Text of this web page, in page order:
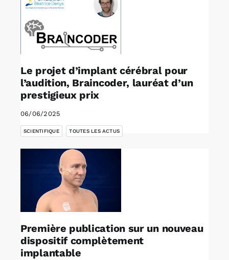
Le projet d’implant cérébral pour
l’audition, Braincoder, lauréat d’un
prestigieux prix
06/06/2025
SCIENTIFIQUE TOUTES LES ACTUS
Première publication sur un nouveau
dispositif complètement
implantable